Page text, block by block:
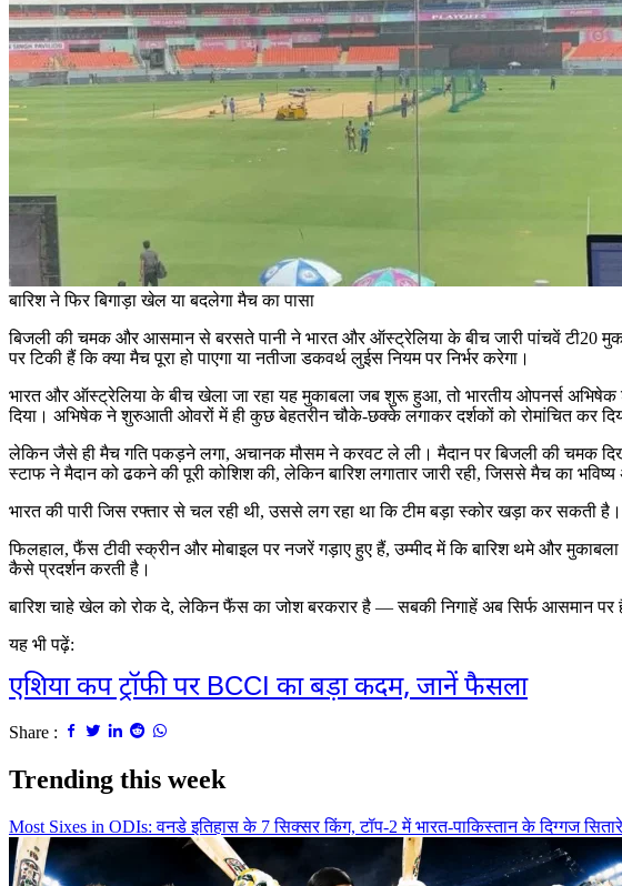
बारिश ने फिर बिगाड़ा खेल या बदलेगा मैच का पासा
बिजली की चमक और आसमान से बरसते पानी ने भारत और ऑस्ट्रेलिया के बीच जारी पांचवें टी20
पर टिकी हैं कि क्या मैच पूरा हो पाएगा या नतीजा डकवर्थ लुईस नियम पर निर्भर करेगा।
भारत और ऑस्ट्रेलिया के बीच खेला जा रहा यह मुकाबला जब शुरू हुआ, तो भारतीय ओपनर्स अभिषेक
दिया। अभिषेक ने शुरुआती ओवरों में ही कुछ बेहतरीन चौके-छक्के लगाकर दर्शकों को रोमांचित कर
लेकिन जैसे ही मैच गति पकड़ने लगा, अचानक मौसम ने करवट ले ली। मैदान पर बिजली की चमक
स्टाफ ने मैदान को ढकने की पूरी कोशिश की, लेकिन बारिश लगातार जारी रही, जिससे मैच का
भारत की पारी जिस रफ्तार से चल रही थी, उससे लग रहा था कि टीम बड़ा स्कोर खड़ा कर सकती
फिलहाल, फैंस टीवी स्क्रीन और मोबाइल पर नजरें गड़ाए हुए हैं, उम्मीद में कि बारिश थमे और
कैसे प्रदर्शन करती है।
बारिश चाहे खेल को रोक दे, लेकिन फैंस का जोश बरकरार है — सबकी निगाहें अब सिर्फ आसमान
यह भी पढ़ें:
एशिया कप ट्रॉफी पर BCCI का बड़ा कदम, जानें फैसला
Share :
Trending this week
Most Sixes in ODIs: वनडे इतिहास के 7 सिक्सर किंग, टॉप-2 में भारत-पाकिस्तान के दिग्गज